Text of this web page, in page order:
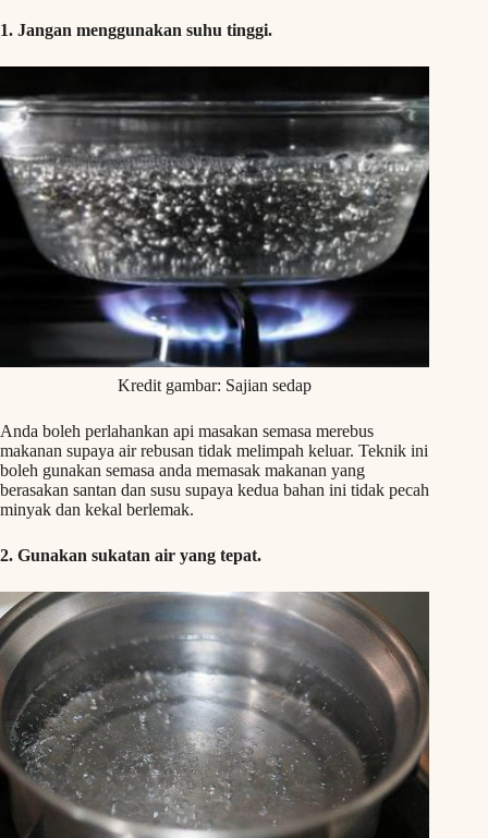
1. Jangan menggunakan suhu tinggi.
Kredit gambar: Sajian sedap
Anda boleh perlahankan api masakan semasa merebus
makanan supaya air rebusan tidak melimpah keluar. Teknik ini
boleh gunakan semasa anda memasak makanan yang
berasakan santan dan susu supaya kedua bahan ini tidak pecah
minyak dan kekal berlemak.
2. Gunakan sukatan air yang tepat.